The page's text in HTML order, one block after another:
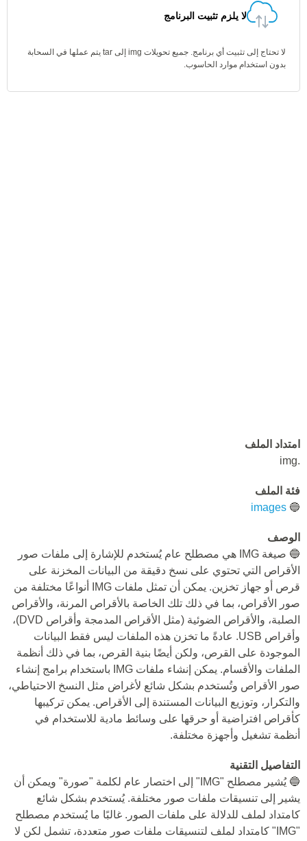
لا يلزم تثبيت البرنامج
لا تحتاج إلى تثبيت أي برنامج. جميع تحويلات img إلى tar يتم عملها في السحابة
بدون استخدام موارد الحاسوب.
امتداد الملف
.img
فئة الملف
🔵
images
الوصف
🔵 صيغة IMG هي مصطلح عام يُستخدم للإشارة إلى ملفات صور
الأقراص التي تحتوي على نسخ دقيقة من البيانات المخزنة على
قرص أو جهاز تخزين. يمكن أن تمثل ملفات IMG أنواعًا مختلفة من
صور الأقراص، بما في ذلك تلك الخاصة بالأقراص المرنة، والأقراص
الصلبة، والأقراص الضوئية (مثل الأقراص المدمجة وأقراص DVD)،
وأقراص USB. عادةً ما تخزن هذه الملفات ليس فقط البيانات
الموجودة على القرص، ولكن أيضًا بنية القرص، بما في ذلك أنظمة
الملفات والأقسام. يمكن إنشاء ملفات IMG باستخدام برامج إنشاء
صور الأقراص وتُستخدم بشكل شائع لأغراض مثل النسخ الاحتياطي،
والتكرار، وتوزيع البيانات المستندة إلى الأقراص. يمكن تركيبها
كأقراص افتراضية أو حرقها على وسائط مادية للاستخدام في
أنظمة تشغيل وأجهزة مختلفة.
التفاصيل التقنية
🔵 يُشير مصطلح "IMG" إلى اختصار عام لكلمة "صورة" ويمكن أن
يشير إلى تنسيقات ملفات صور مختلفة. يُستخدم بشكل شائع
كامتداد لملف للدلالة على ملفات الصور. غالبًا ما يُستخدم مصطلح
"IMG" كامتداد لملف لتنسيقات ملفات صور متعددة، تشمل لكن لا